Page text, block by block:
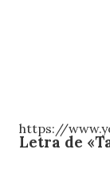
https://
Letra de